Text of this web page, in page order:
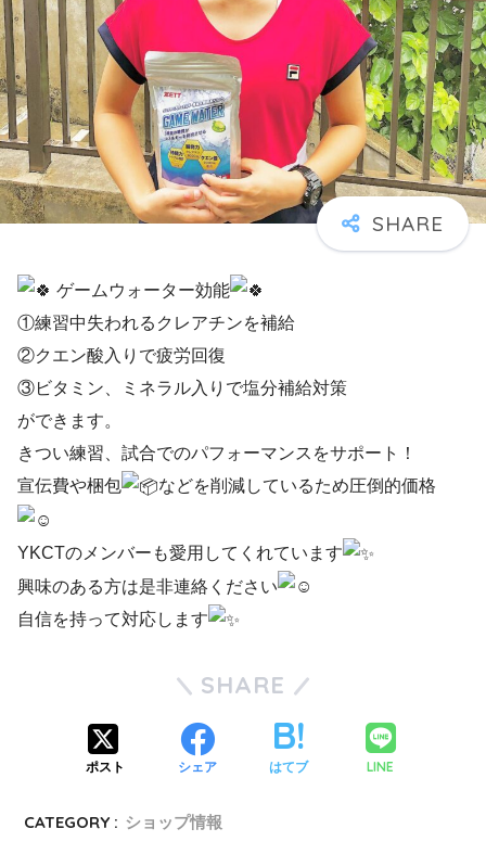
ゲームウォーター効能
①練習中失われるクレアチンを補給
②クエン酸入りで疲労回復
③ビタミン、ミネラル入りで塩分補給対策
ができます。
きつい練習、試合でのパフォーマンスをサポート！
宣伝費や梱包
などを削減しているため圧倒的価格
YKCTのメンバーも愛用してくれています
興味のある方は是非連絡ください
自信を持って対応します
SHARE
ポスト シェア はてブ LINE
CATEGORY : ショップ情報